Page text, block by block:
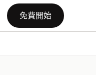
免費開始